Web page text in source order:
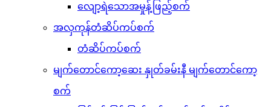
လျော့ရဲသောအမှုန့်ဖြည့်စက်
အလှကုန်တံဆိပ်ကပ်စက်
တံဆိပ်ကပ်စက်
မျက်တောင်ကော့ဆေး နှုတ်ခမ်းနီ မျက်တောင်ကော့
စက်